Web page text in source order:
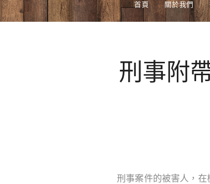
首頁 關於我們
刑事附
刑事案件的被害人，